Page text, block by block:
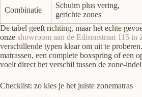
Combinatie
Schuim plus vering,
gerichte zones
De tabel geeft richting, maar het echte
onze showroom aan de Edisonstraat 115 in
verschillende typen klaar om uit te
matrassen, een complete boxspring of een
voelt direct het verschil tussen de zone-
Checklist: zo kies je het juiste zonematras